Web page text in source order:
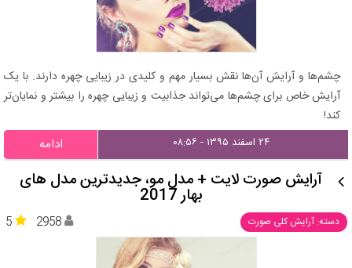
چشم‌ها و آرایش آن‌ها نقش بسیار مهم و کلیدی در زیبایی چهره دارند. با یک
آرایش خاص برای چشم‌ها می‌تواند جذابیت و زیبایی چهره را بیشتر و نمایان‌تر
کند!
۲۴ اسفند ۱۳۹۵ - ۰۸:۵۶ ادامه
آرایش صورت لایت + مدل مو، جدیدترین مدل های
بهار 2017
دسته: آرایش کلی صورت 5 2958